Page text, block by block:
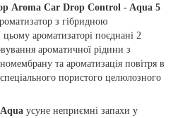
Aroma Car Drop Control - Aqua 5
з гібридною
ароматизаторі поєднані 2
ароматичної рідини з
та ароматизація повітря в
пористого целюлозного
Aqua усуне неприємні запахи у